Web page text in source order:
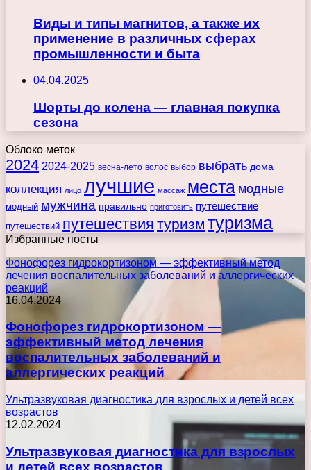
Виды и типы магнитов, а также их
применение в различных сферах
промышленности и быта
04.04.2025
Шорты до колена — главная покупка
сезона
Облоко меток
2024 2024-2025 весна-лето волос выбор выбрать дома
коллекция лицо лучшие массаж места модные
модный мужчина правильно приготовить путешествие
путешествий путешествия туризм туризма
Избранные посты
Фонофорез гидрокортизоном — эффективный метод
лечения воспалительных заболеваний и аллергических
реакций
16.04.2024
Фонофорез гидрокортизоном —
эффективный метод лечения
воспалительных заболеваний и
аллергических реакций
Ультразвуковая диагностика для взрослых и детей всех
возрастов
12.02.2024
Ультразвуковая диагностика для взрослых
и детей всех возрастов